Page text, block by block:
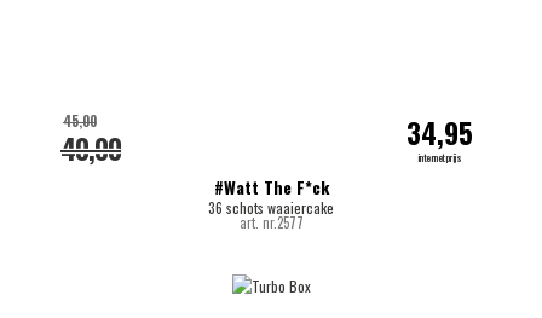
#Watt The F*ck
36 schots waaiercake
art. nr.2577
40,00
45,00 34,95
internetprijs